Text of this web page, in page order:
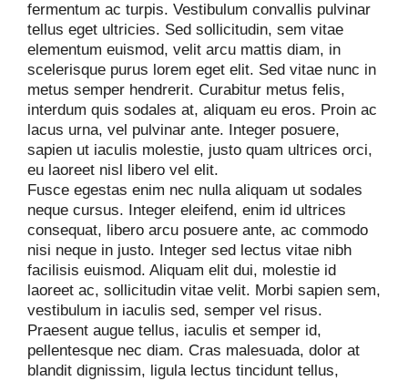
fermentum ac turpis. Vestibulum convallis pulvinar
tellus eget ultricies. Sed sollicitudin, sem vitae
elementum euismod, velit arcu mattis diam, in
scelerisque purus lorem eget elit. Sed vitae nunc in
metus semper hendrerit. Curabitur metus felis,
interdum quis sodales at, aliquam eu eros. Proin ac
lacus urna, vel pulvinar ante. Integer posuere,
sapien ut iaculis molestie, justo quam ultrices orci,
eu laoreet nisl libero vel elit.
Fusce egestas enim nec nulla aliquam ut sodales
neque cursus. Integer eleifend, enim id ultrices
consequat, libero arcu posuere ante, ac commodo
nisi neque in justo. Integer sed lectus vitae nibh
facilisis euismod. Aliquam elit dui, molestie id
laoreet ac, sollicitudin vitae velit. Morbi sapien sem,
vestibulum in iaculis sed, semper vel risus.
Praesent augue tellus, iaculis et semper id,
pellentesque nec diam. Cras malesuada, dolor at
blandit dignissim, ligula lectus tincidunt tellus,